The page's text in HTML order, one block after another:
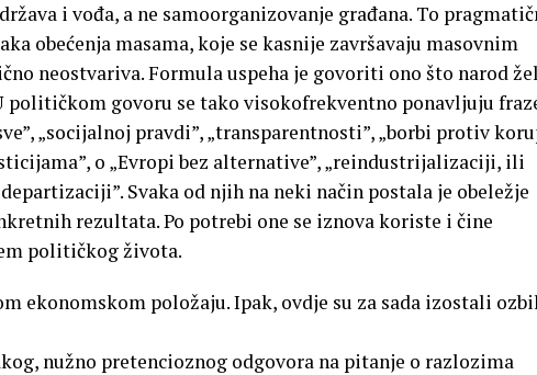
i vođa, a ne samoorganizovanje građana. To
obećenja masama, koje se kasnije završavaju masovnim
neostvariva. Formula uspeha je govoriti ono što narod
političkom govoru se tako visokofrekventno ponavljuju
„socijalnoj pravdi”, „transparentnosti”, „borbi protiv
o „Evropi bez alternative”, „reindustrijalizaciji, ili
Svaka od njih na neki način postala je obeležje
rezultata. Po potrebi one se iznova koriste i čine
političkog života.
ekonomskom položaju. Ipak, ovdje su za sada izostali
nužno pretencioznog odgovora na pitanje o razlozima